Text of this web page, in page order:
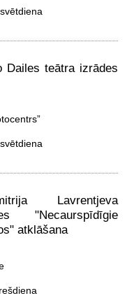
Dailes teātra izrādes
Lavrentjeva
"Necaurspīdīgie
atklāšana